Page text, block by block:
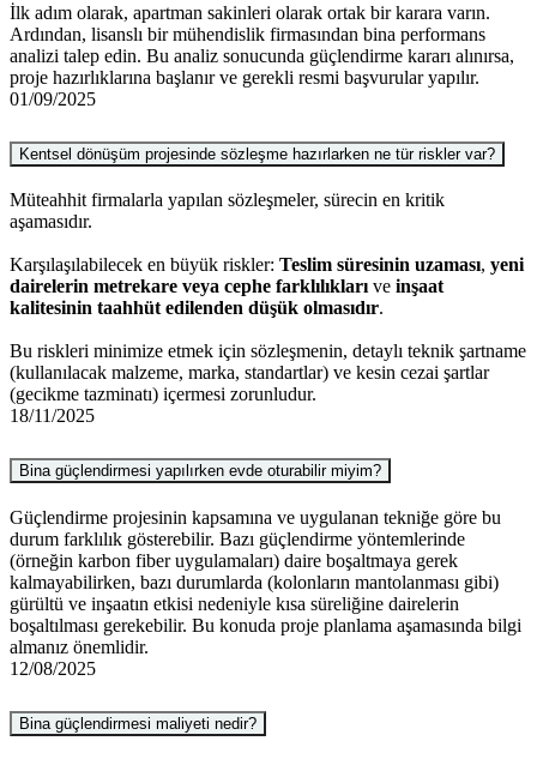
İlk adım olarak, apartman sakinleri olarak ortak bir karara varın.
Ardından, lisanslı bir mühendislik firmasından bina performans
analizi talep edin. Bu analiz sonucunda güçlendirme kararı alınırsa,
proje hazırlıklarına başlanır ve gerekli resmi başvurular yapılır.
01/09/2025
Kentsel dönüşüm projesinde sözleşme hazırlarken ne tür riskler var?
Müteahhit firmalarla yapılan sözleşmeler, sürecin en kritik
aşamasıdır.
Karşılaşılabilecek en büyük riskler: Teslim süresinin uzaması, yeni
dairelerin metrekare veya cephe farklılıklarıve inşaat
kalitesinin taahhüt edilenden düşük olmasıdır.
Bu riskleri minimize etmek için sözleşmenin, detaylı teknik şartname
(kullanılacak malzeme, marka, standartlar) ve kesin cezai şartlar
(gecikme tazminatı) içermesi zorunludur.
18/11/2025
Bina güçlendirmesi yapılırken evde oturabilir miyim?
Güçlendirme projesinin kapsamına ve uygulanan tekniğe göre bu
durum farklılık gösterebilir. Bazı güçlendirme yöntemlerinde
(örneğin karbon fiber uygulamaları) daire boşaltmaya gerek
kalmayabilirken, bazı durumlarda (kolonların mantolanması gibi)
gürültü ve inşaatın etkisi nedeniyle kısa süreliğine dairelerin
boşaltılması gerekebilir. Bu konuda proje planlama aşamasında bilgi
almanız önemlidir.
12/08/2025
Bina güçlendirmesi maliyeti nedir?